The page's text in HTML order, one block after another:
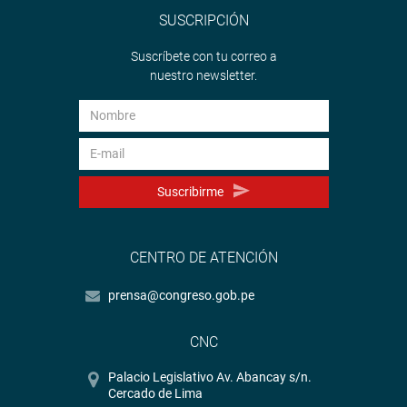
SUSCRIPCIÓN
Suscríbete con tu correo a
nuestro newsletter.
Suscribirme
CENTRO DE ATENCIÓN
prensa@congreso.gob.pe
CNC
Palacio Legislativo Av. Abancay s/n.
Cercado de Lima